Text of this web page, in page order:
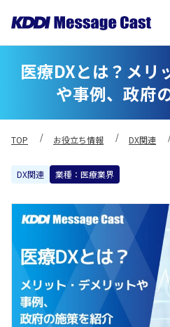
医療DXとは？メリ
や事例、政府
TOP お役立ち情報 DX関連
DX関連 業種：医療業界